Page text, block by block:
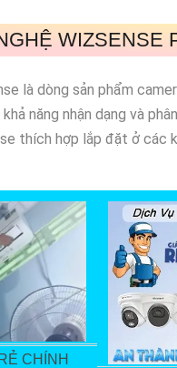
là dòng sản phẩm
năng nhận dạng và
thích hợp lắp đặt ở các
CHÍNH